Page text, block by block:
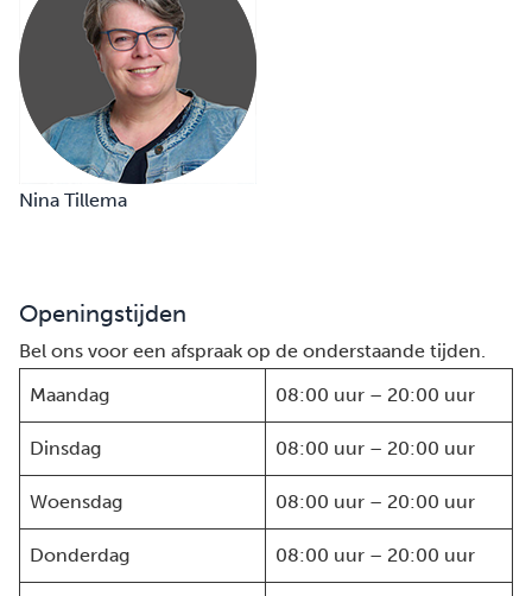
Nina Tillema
Openingstijden
Bel ons voor een afspraak op de onderstaande tijden.
Maandag
08:00 uur – 20:00 uur
Dinsdag 08:00 uur – 20:00 uur
Woensdag 08:00 uur – 20:00 uur
Donderdag 08:00 uur – 20:00 uur